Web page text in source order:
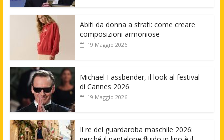
Abiti da donna a strati: come creare
composizioni armoniose
19 Maggio 2026
Michael Fassbender, il look al festival
di Cannes 2026
19 Maggio 2026
Il re del guardaroba maschile 2026: